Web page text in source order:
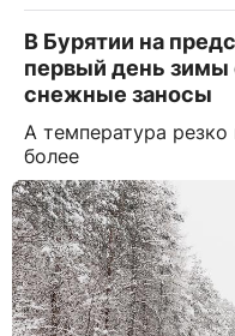
В Бурятии на
первый день
снежные заносы
А температура резко
более